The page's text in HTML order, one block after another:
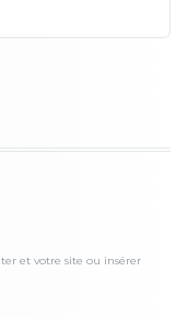
et votre site ou insérer